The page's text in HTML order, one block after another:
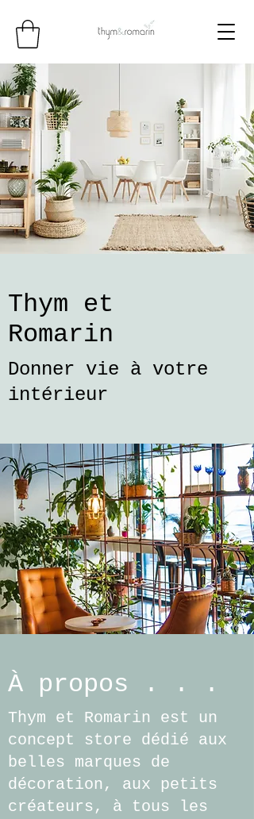
Thym et
Romarin
Donner vie à votre
intérieur
À propos . . .
Thym et Romarin est un
concept store dédié aux
belles marques de
décoration, aux petits
créateurs, à tous les